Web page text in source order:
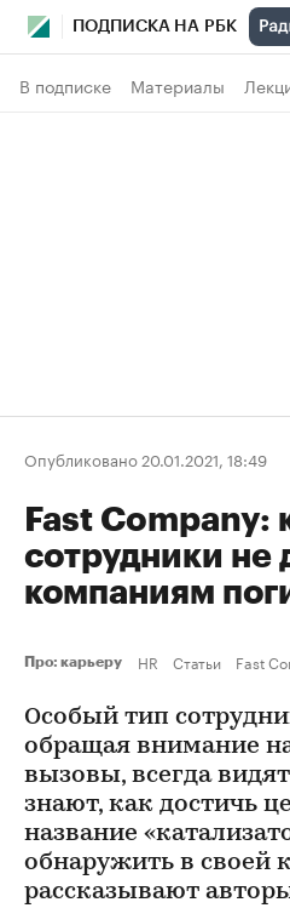
ПОДПИСКА НА РБК
В подписке Материалы
Опубликовано 20.01.2021, 18:49
Fast Company:
сотрудники не
компаниям
Про: карьеру HR Статьи Fast
Особый тип
обращая внимание
вызовы, всегда
знают, как достичь
название
обнаружить в своей
рассказывают